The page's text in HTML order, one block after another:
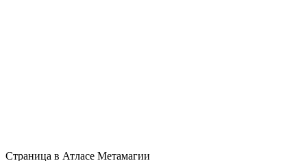
Страница в Атласе Метамагии